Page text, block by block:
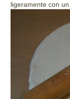
ligeramente con